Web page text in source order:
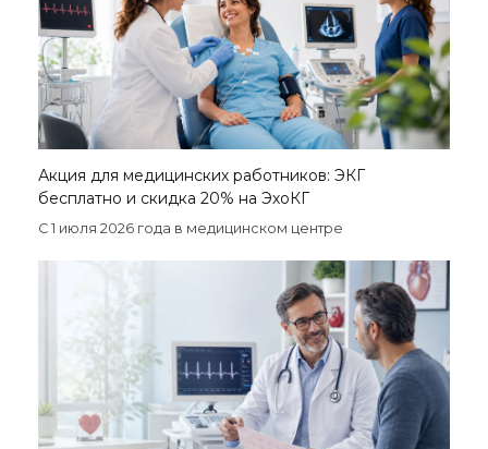
Акция для медицинских работников: ЭКГ
бесплатно и скидка 20% на ЭхоКГ
С 1 июля 2026 года в медицинском центре